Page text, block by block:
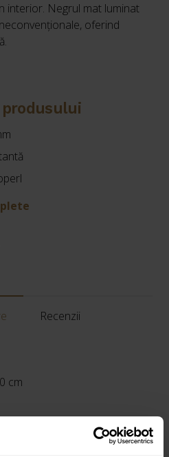
interior. Negrul mat luminat
oferind
Recenzii
cm